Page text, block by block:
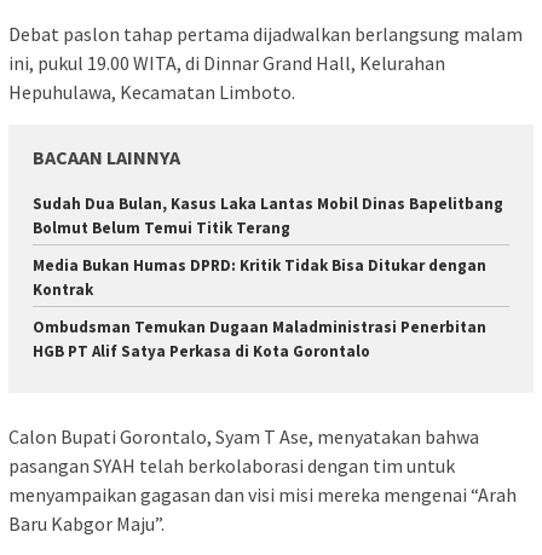
Debat paslon tahap pertama dijadwalkan berlangsung malam
ini, pukul 19.00 WITA, di Dinnar Grand Hall, Kelurahan
Hepuhulawa, Kecamatan Limboto.
BACAAN LAINNYA
Sudah Dua Bulan, Kasus Laka Lantas Mobil Dinas Bapelitbang
Bolmut Belum Temui Titik Terang
Media Bukan Humas DPRD: Kritik Tidak Bisa Ditukar dengan
Kontrak
Ombudsman Temukan Dugaan Maladministrasi Penerbitan
HGB PT Alif Satya Perkasa di Kota Gorontalo
Calon Bupati Gorontalo, Syam T Ase, menyatakan bahwa
pasangan SYAH telah berkolaborasi dengan tim untuk
menyampaikan gagasan dan visi misi mereka mengenai “Arah
Baru Kabgor Maju”.